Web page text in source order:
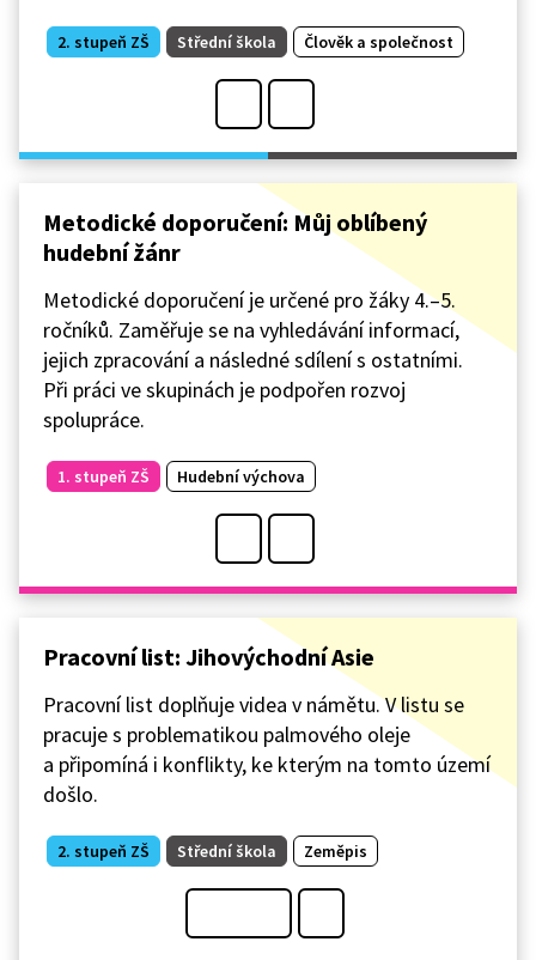
2. stupeň ZŠ Střední škola Člověk a společnost
Metodické doporučení: Můj oblíbený
hudební žánr
Metodické doporučení je určené pro žáky 4.–5.
ročníků. Zaměřuje se na vyhledávání informací,
jejich zpracování a následné sdílení s ostatními.
Při práci ve skupinách je podpořen rozvoj
spolupráce.
1. stupeň ZŠ Hudební výchova
Pracovní list: Jihovýchodní Asie
Pracovní list doplňuje videa v námětu. V listu se
pracuje s problematikou palmového oleje
a připomíná i konflikty, ke kterým na tomto území
došlo.
2. stupeň ZŠ Střední škola Zeměpis